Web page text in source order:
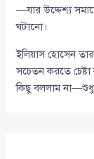
—যার উদ্দেশ্য
ঘটানো।
ইলিয়াস হোসেন
সচেতন করতে
কিছু বললাম